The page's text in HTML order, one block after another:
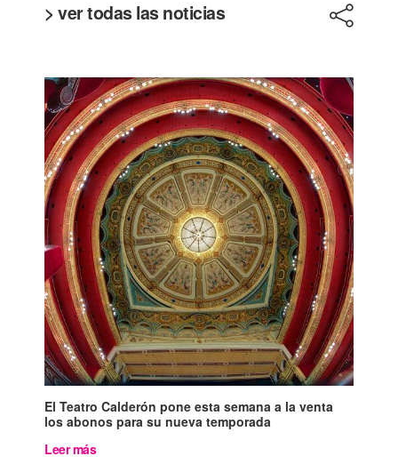
> ver todas las noticias
El Teatro Calderón pone esta semana a la venta
los abonos para su nueva temporada
Leer más